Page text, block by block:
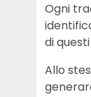
Ogni
di
Allo